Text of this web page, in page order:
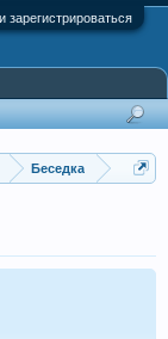
зарегистрироваться
Беседка